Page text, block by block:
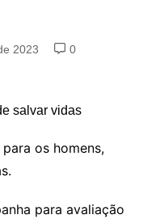
2023
0
os homens,
para avaliação